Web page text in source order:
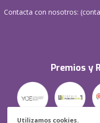
Utilizamos cookies.
Contacta con nosotros: (
Premios y